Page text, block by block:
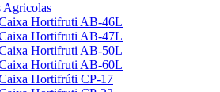
Agricolas
Hortifruti AB-46L
Hortifruti AB-47L
Hortifruti AB-50L
Hortifruti AB-60L
Hortifrúti CP-17